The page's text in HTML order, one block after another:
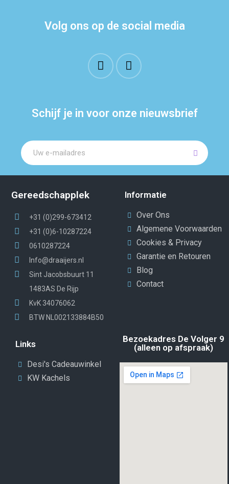
Volg ons op de social media
Schijf je in voor onze nieuwsbrief
Gereedschapplek
+31 (0)299-673412
+31 (0)6-10287224
0610287224
Info@draaijers.nl
Sint Jacobsbuurt 11
1483AS De Rijp
KvK 34076062
BTW NL002133884B50
Informatie
Over Ons
Algemene Voorwaarden
Cookies & Privacy
Garantie en Retouren
Blog
Contact
Links
Desi's Cadeauwinkel
KW Kachels
Bezoekadres De Volger 9
(alleen op afspraak)